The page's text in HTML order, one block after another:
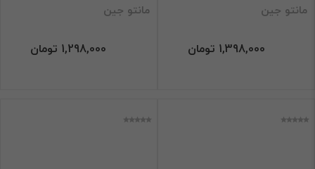
مانتو جین
1,398,000 تومان
مانتو جین
1,298,000 تومان